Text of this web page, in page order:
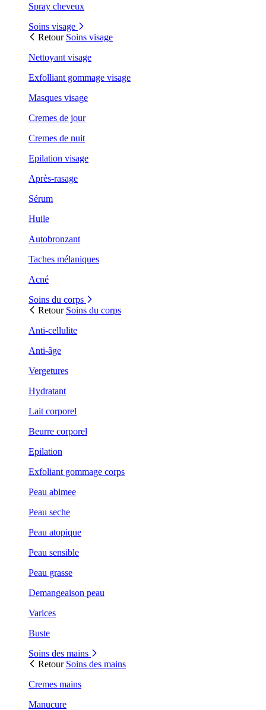
Spray cheveux
Soins visage
Retour Soins visage
Nettoyant visage
Exfolliant gommage visage
Masques visage
Cremes de jour
Cremes de nuit
Epilation visage
Après-rasage
Sérum
Huile
Autobronzant
Taches mélaniques
Acné
Soins du corps
Retour Soins du corps
Anti-cellulite
Anti-âge
Vergetures
Hydratant
Lait corporel
Beurre corporel
Epilation
Exfoliant gommage corps
Peau abimee
Peau seche
Peau atopique
Peau sensible
Peau grasse
Demangeaison peau
Varices
Buste
Soins des mains
Retour Soins des mains
Cremes mains
Manucure